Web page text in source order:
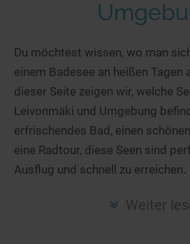
Radtouren am See
Kitesurfen
Kanu- & Kajaktouren
Badeseen in Deutschland
Genuss pur
Wellness am See
Gourmet-Urlaub
Urlaub an der Küste
Unterkünfte
Hotels am See
Ferienwohnungen
Hausboote
Camping
Aktiv-Urlaub
Kanu- & Kajak-Urlaub
Hausboote
Camping am See
Top-Hotels
Top-Hotel Empfehlungen
Familienhotels
Bike-Hotels
Seen in Deiner Nähe
Seen in Deutschland
Seen in Europa
Strandbad-Verzeichnis
Überwachte Badestellen
Hunde am See
Du möchtest wissen, wo man
einem Badesee an heißen Tagen
dieser Seite zeigen wir, welche
Leivonmäki und Umgebung
erfrischendes Bad, einen
eine Radtour, diese Seen sind
Ausflug und schnell zu erreichen.
Weiter